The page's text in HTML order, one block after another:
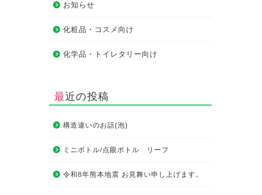
お知らせ
化粧品・コスメ向け
化学品・トイレタリー向け
最近の投稿
構造違いのお話(泡)
ミニボトル/点眼ボトル リーフ
令和8年熊本地震 お見舞い申し上げます。